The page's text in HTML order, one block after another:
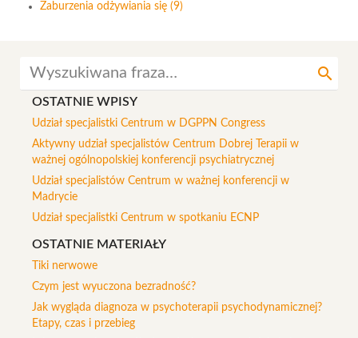
Zaburzenia odżywiania się (9)
search
OSTATNIE WPISY
Udział specjalistki Centrum w DGPPN Congress
Aktywny udział specjalistów Centrum Dobrej Terapii w
ważnej ogólnopolskiej konferencji psychiatrycznej
Udział specjalistów Centrum w ważnej konferencji w
Madrycie
Udział specjalistki Centrum w spotkaniu ECNP
OSTATNIE MATERIAŁY
Tiki nerwowe
Czym jest wyuczona bezradność?
Jak wygląda diagnoza w psychoterapii psychodynamicznej?
Etapy, czas i przebieg